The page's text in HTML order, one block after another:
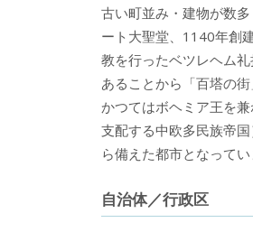
古い町並み・建物が数
ート大聖堂、1140年創
教を行ったベツレヘム
あることから「百塔の
かつてはボヘミア王を
支配する中欧多民族帝
ら備えた都市となってい
自治体／行政区